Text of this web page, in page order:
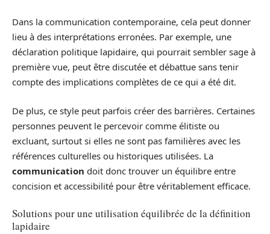
Dans la communication contemporaine, cela peut donner
lieu à des interprétations erronées. Par exemple, une
déclaration politique lapidaire, qui pourrait sembler sage à
première vue, peut être discutée et débattue sans tenir
compte des implications complètes de ce qui a été dit.
De plus, ce style peut parfois créer des barrières. Certaines
personnes peuvent le percevoir comme élitiste ou
excluant, surtout si elles ne sont pas familières avec les
références culturelles ou historiques utilisées. La
communication doit donc trouver un équilibre entre
concision et accessibilité pour être véritablement efficace.
Solutions pour une utilisation équilibrée de la définition
lapidaire